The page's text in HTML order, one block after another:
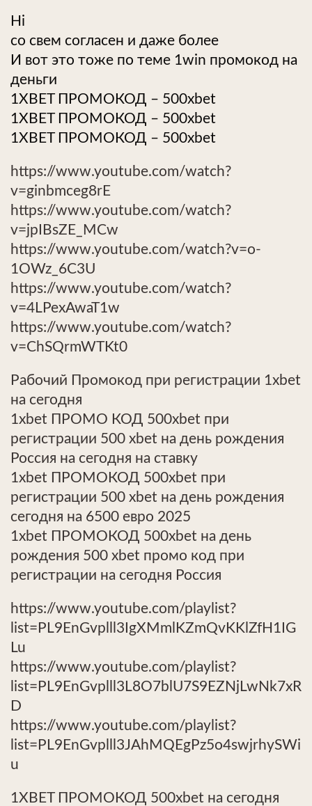
Hi
со свем согласен и даже более
И вот это тоже по теме 1win промокод на
деньги
1XBET ПРОМОКОД – 500xbet
1XBET ПРОМОКОД – 500xbet
1XBET ПРОМОКОД – 500xbet
https://www.youtube.com/watch?
v=ginbmceg8rE
https://www.youtube.com/watch?
v=jpIBsZE_MCw
https://www.youtube.com/watch?v=o-
1OWz_6C3U
https://www.youtube.com/watch?
v=4LPexAwaT1w
https://www.youtube.com/watch?
v=ChSQrmWTKt0
Рабочий Промокод при регистрации 1xbet
на сегодня
1xbet ПРОМО КОД 500xbet при
регистрации 500 xbet на день рождения
Россия на сегодня на ставку
1xbet ПРОМОКОД 500xbet при
регистрации 500 xbet на день рождения
сегодня на 6500 евро 2025
1xbet ПРОМОКОД 500xbet на день
рождения 500 xbet промо код при
регистрации на сегодня Россия
https://www.youtube.com/playlist?
list=PL9EnGvplll3IgXMmlKZmQvKKlZfH1IG
Lu
https://www.youtube.com/playlist?
list=PL9EnGvplll3L8O7blU7S9EZNjLwNk7xR
D
https://www.youtube.com/playlist?
list=PL9EnGvplll3JAhMQEgPz5o4swjrhySWi
u
1XBET ПРОМОКОД 500xbet на сегодня